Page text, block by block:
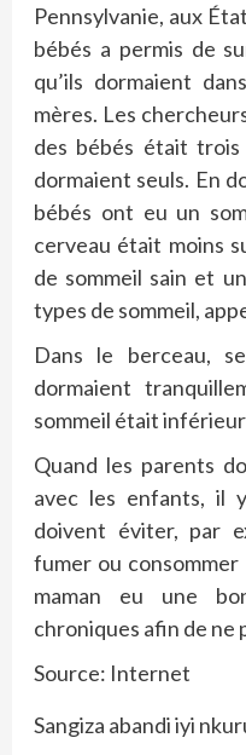
Pennsylvanie, aux
bébés a permis de
qu’ils dormaient
mères. Les
des bébés était
dormaient seuls. En
bébés ont eu un
cerveau était moins
de sommeil sain et
types de sommeil,
Dans le berceau,
dormaient
sommeil était
Quand les parents
avec les enfants, il
doivent éviter, par
fumer ou
maman eu une
chroniques afin de ne
Source: Internet
Sangiza abandi iyi